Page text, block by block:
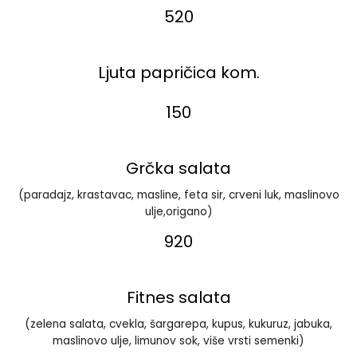
520
Ljuta papričica kom.
150
Grčka salata
(paradajz, krastavac, masline, feta sir, crveni luk, maslinovo
ulje,origano)
920
Fitnes salata
(zelena salata, cvekla, šargarepa, kupus, kukuruz, jabuka,
maslinovo ulje, limunov sok, više vrsti semenki)